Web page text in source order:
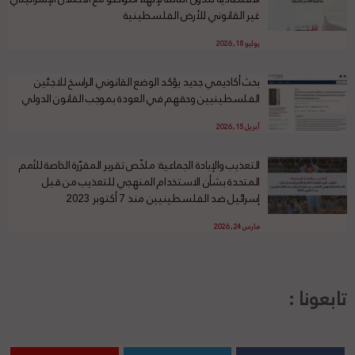
غير القانوني للأرض الفلسطينية
يوليو 18, 2026
بحث أكاديمي جديد يؤكد الوضع القانوني الراسخ للاجئين
الفلسطينيين وحقهم في العودة بموجب القانون الدولي
أبريل 15, 2026
التعذيب والإبادة الجماعية: ملخّص تقرير المقرّرة الخاصة للأمم
المتحدة بشأن الاستخدام المنهجي للتعذيب من قبل
إسرائيل ضد الفلسطينيين منذ 7 أكتوبر 2023
مارس 24, 2026
تابعونا :